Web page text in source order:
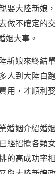
娶大陸新娘
做不確定的
姻大事。
新娘來終結
人到大陸白
用，才順利
婚姻介紹婚
經招攬各類
的高成功率